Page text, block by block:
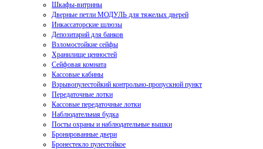
Шкафы-витрины
Дверные петли МОДУЛЬ для тяжелых дверей
Инкассаторские шлюзы
Депозитарий для банков
Взломостойкие сейфы
Хранилище ценностей
Сейфовая комната
Кассовые кабины
Взрывопулестойкий контрольно-пропускной пункт
Передаточные лотки
Кассовые передаточные лотки
Наблюдательная будка
Посты охраны и наблюдательные вышки
Бронированные двери
Бронестекло пулестойкое